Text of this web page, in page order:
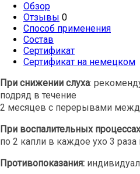
Обзор
Отзывы 0
Способ применения
Состав
Сертификат
Сертификат на немецком
При снижении слуха:
подряд в течение
2 месяцев с перерывами
При воспалительных
по 2 капли в каждое ухо 3 раза
Противопоказания: